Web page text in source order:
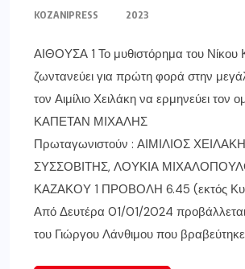
KOZANIPRESS
2023
ΑΙΘΟΥΣΑ 1 Το μυθιστόρημα του Νίκου
ζωντανεύει για πρώτη φορά στην
τον Αιμίλιο Χειλάκη να ερμηνεύει
ΚΑΠΕΤΑΝ
Πρωταγωνιστούν : ΑΙΜΙΛΙΟΣ
ΣΥΣΣΟΒΙΤΗΣ, ΛΟΥΚΙΑ
ΚΑΖΑΚΟΥ 1 ΠΡΟΒΟΛΗ 6.45 (εκτός
Από Δευτέρα 01/01/2024 προβάλλεται
του Γιώργου Λάνθιμου που βραβεύτηκε